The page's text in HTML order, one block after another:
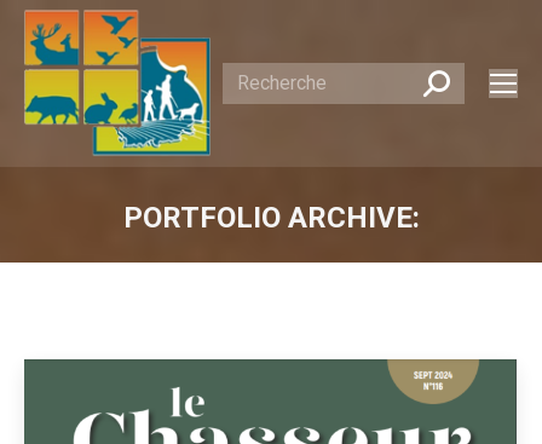
Recherche
:
PORTFOLIO ARCHIVE: